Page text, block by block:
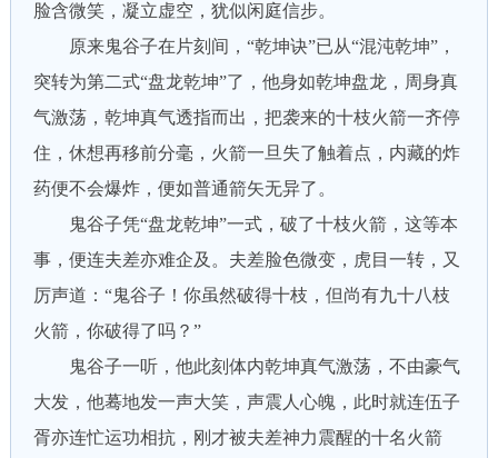
脸含微笑，凝立虚空，犹似闲庭信步。
原来鬼谷子在片刻间，“乾坤诀”已从“混沌乾坤”，
突转为第二式“盘龙乾坤”了，他身如乾坤盘龙，周身真
气激荡，乾坤真气透指而出，把袭来的十枝火箭一齐停
住，休想再移前分毫，火箭一旦失了触着点，内藏的炸
药便不会爆炸，便如普通箭矢无异了。
鬼谷子凭“盘龙乾坤”一式，破了十枝火箭，这等本
事，便连夫差亦难企及。夫差脸色微变，虎目一转，又
厉声道：“鬼谷子！你虽然破得十枝，但尚有九十八枝
火箭，你破得了吗？”
鬼谷子一听，他此刻体内乾坤真气激荡，不由豪气
大发，他蓦地发一声大笑，声震人心魄，此时就连伍子
胥亦连忙运功相抗，刚才被夫差神力震醒的十名火箭